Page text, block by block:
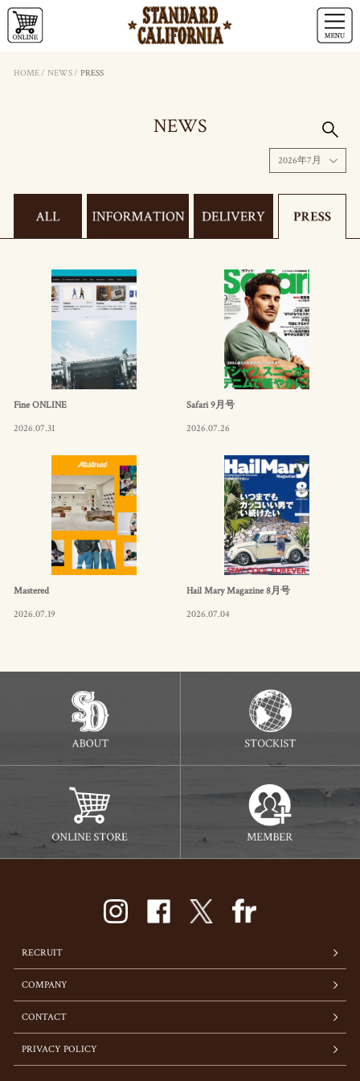
HOME/ NEWS/ PRESS
NEWS
2026年7月
Fine ONLINE
2026.07.31
Safari 9月号
2026.07.26
Mastered
2026.07.19
Hail Mary Magazine 8月号
2026.07.04
RECRUIT
COMPANY
CONTACT
PRIVACY POLICY